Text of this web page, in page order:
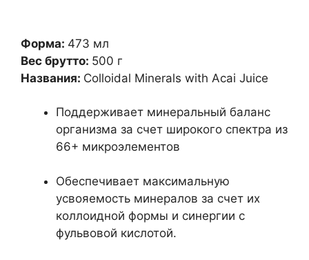
Форма: 473 мл
Вес брутто: 500 г
Названия: Colloidal Minerals with Acai Juice
Поддерживает минеральный баланс
организма за счет широкого спектра из
66+ микроэлементов
Обеспечивает максимальную
усвояемость минералов за счет их
коллоидной формы и синергии с
фульвовой кислотой.